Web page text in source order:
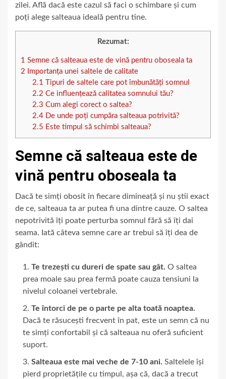
zilei. Află dacă este cazul să faci o schimbare și cum
poți alege salteaua ideală pentru tine.
Rezumat:
1 Semne că salteaua este de vină pentru oboseala ta
2 Importanța unei saltele de calitate
2.1 Tipuri de saltele care pot îmbunătăți somnul
2.2 Ce influențează calitatea somnului tău?
2.3 Cum alegi corect o saltea?
2.4De unde poți cumpăra salteaua potrivită?
2.5 Este timpul să schimbi salteaua?
Semne că salteaua este de
vină pentru oboseala ta
Dacă te simți obosit în fiecare dimineață și nu știi exact
de ce, salteaua ta ar putea fi una dintre cauze. O saltea
nepotrivită îți poate perturba somnul fără să îți dai
seama. Iată câteva semne care ar trebui să îți dea de
gândit:
Te trezești cu dureri de spate sau gât. O saltea
prea moale sau prea fermă poate cauza tensiuni la
nivelul coloanei vertebrale.
Te întorci de pe o parte pe alta toată noaptea.
Dacă te răsucești frecvent în pat, este un semn că nu
te simți confortabil și că salteaua nu oferă suficient
suport.
Salteaua este mai veche de 7-10 ani. Saltelele își
pierd proprietățile cu timpul, așa că, dacă a trecut